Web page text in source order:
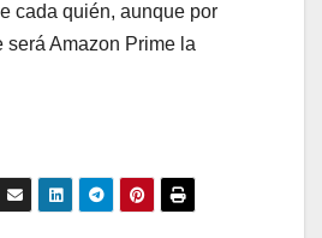
cada quién, aunque por
será Amazon Prime la